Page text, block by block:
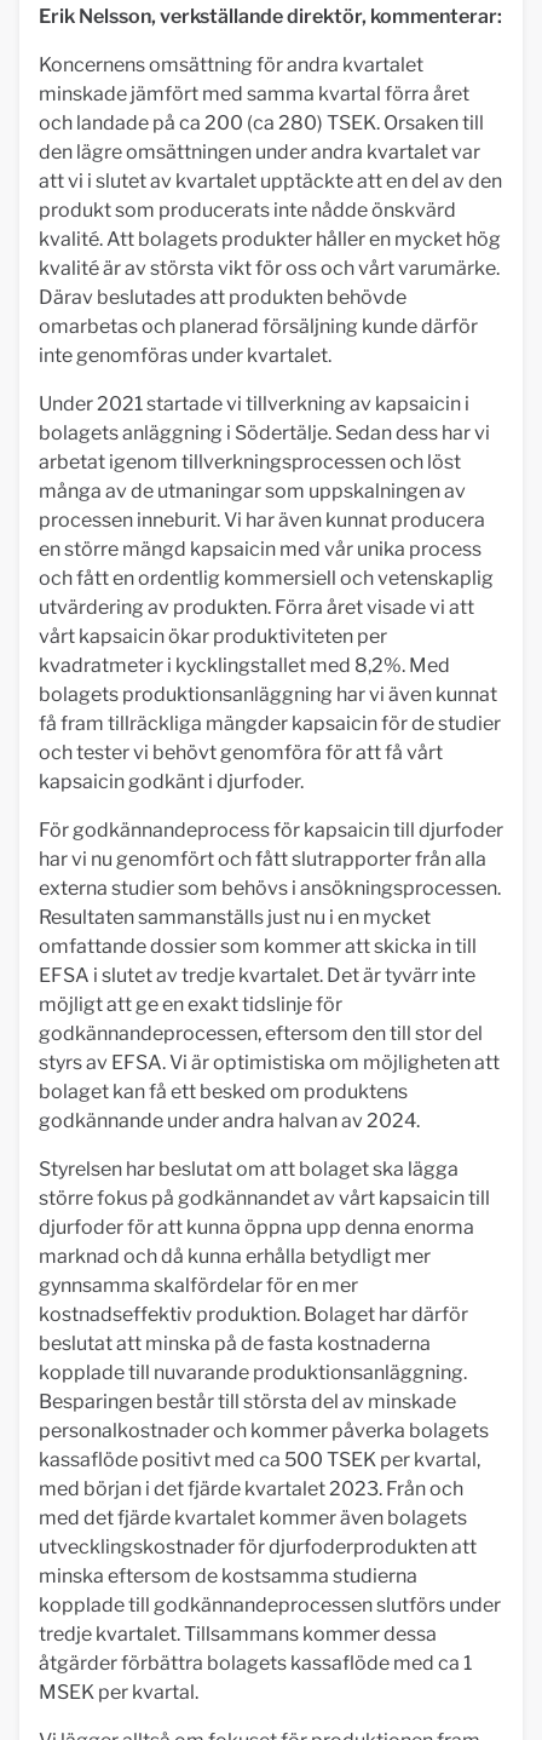
Erik Nelsson, verkställande direktör, kommenterar:
Koncernens omsättning för andra kvartalet
minskade jämfört med samma kvartal förra året
och landade på ca 200 (ca 280) TSEK. Orsaken till
den lägre omsättningen under andra kvartalet var
att vi i slutet av kvartalet upptäckte att en del av den
produkt som producerats inte nådde önskvärd
kvalité. Att bolagets produkter håller en mycket hög
kvalité är av största vikt för oss och vårt varumärke.
Därav beslutades att produkten behövde
omarbetas och planerad försäljning kunde därför
inte genomföras under kvartalet.
Under 2021 startade vi tillverkning av kapsaicin i
bolagets anläggning i Södertälje. Sedan dess har vi
arbetat igenom tillverkningsprocessen och löst
många av de utmaningar som uppskalningen av
processen inneburit. Vi har även kunnat producera
en större mängd kapsaicin med vår unika process
och fått en ordentlig kommersiell och vetenskaplig
utvärdering av produkten. Förra året visade vi att
vårt kapsaicin ökar produktiviteten per
kvadratmeter i kycklingstallet med 8,2%. Med
bolagets produktionsanläggning har vi även kunnat
få fram tillräckliga mängder kapsaicin för de studier
och tester vi behövt genomföra för att få vårt
kapsaicin godkänt i djurfoder.
För godkännandeprocess för kapsaicin till djurfoder
har vi nu genomfört och fått slutrapporter från alla
externa studier som behövs i ansökningsprocessen.
Resultaten sammanställs just nu i en mycket
omfattande dossier som kommer att skicka in till
EFSA i slutet av tredje kvartalet. Det är tyvärr inte
möjligt att ge en exakt tidslinje för
godkännandeprocessen, eftersom den till stor del
styrs av EFSA. Vi är optimistiska om möjligheten att
bolaget kan få ett besked om produktens
godkännande under andra halvan av 2024.
Styrelsen har beslutat om att bolaget ska lägga
större fokus på godkännandet av vårt kapsaicin till
djurfoder för att kunna öppna upp denna enorma
marknad och då kunna erhålla betydligt mer
gynnsamma skalfördelar för en mer
kostnadseffektiv produktion. Bolaget har därför
beslutat att minska på de fasta kostnaderna
kopplade till nuvarande produktionsanläggning.
Besparingen består till största del av minskade
personalkostnader och kommer påverka bolagets
kassaflöde positivt med ca 500 TSEK per kvartal,
med början i det fjärde kvartalet 2023. Från och
med det fjärde kvartalet kommer även bolagets
utvecklingskostnader för djurfoderprodukten att
minska eftersom de kostsamma studierna
kopplade till godkännandeprocessen slutförs under
tredje kvartalet. Tillsammans kommer dessa
åtgärder förbättra bolagets kassaflöde med ca 1
MSEK per kvartal.